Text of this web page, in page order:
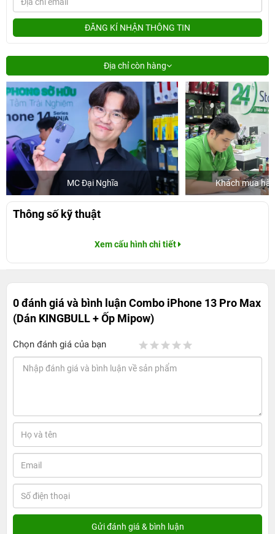
ĐĂNG KÍ NHẬN THÔNG TIN
Địa chỉ còn hàng
MC Đại Nghĩa Khách mua
Thông số kỹ thuật
Xem cấu hình chi tiết
0 đánh giá và bình luậnCombo iPhone 13 Pro Max
(Dán KINGBULL + Ốp Mipow)
Chọn đánh giá của bạn